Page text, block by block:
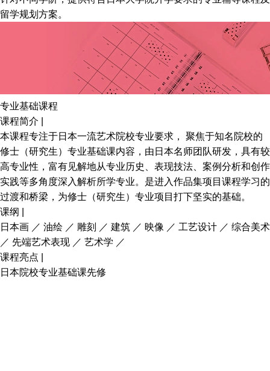
留学规划方案。
专业基础课程
课程简介 |
本课程专注于日本一流艺术院校专业要求， 聚焦于知名院校的
修士（研究生）专业基础课内容，由日本名师团队研发，具有较
高专业性，富有见解地从专业历史、表现技法、案例分析和创作
实践等多角度深入解析所学专业。是进入作品集项目课程学习的
过渡和桥梁，为修士（研究生）专业项目打下坚实的基础。
课纲 |
日本画 ／ 油绘 ／ 雕刻 ／ 建筑 ／ 映像 ／ 工艺设计 ／ 综合美术
／ 先端艺术表现 ／ 艺术学 ／
课程亮点 |
日本院校专业基础课先修